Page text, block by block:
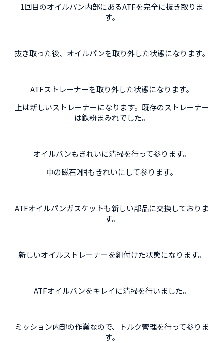
1回目のオイルパン内部にあるATFを完全に抜き取りま
す。
抜き取った後、オイルパンを取り外した状態になります。
ATFストレーナーを取り外した状態になります。
上は新しいストレーナーになります。既存のストレーナー
は鉄粉まみれでした。
オイルパンもきれいに清掃を行って参ります。
中の磁石2個もきれいにして参ります。
ATFオイルパンガスケットも新しい部品に交換しておりま
す。
新しいオイルストレーナーを組付けた状態になります。
ATFオイルパンをキレイに清掃を行いました。
ミッション内部の作業なので、トルク管理を行って参りま
す。